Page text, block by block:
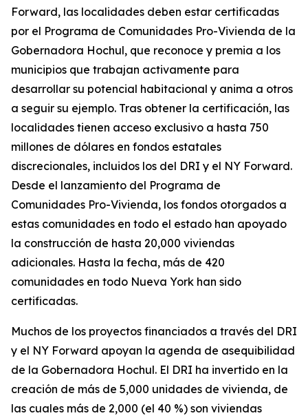
Forward, las localidades deben estar certificadas
por el Programa de Comunidades Pro-Vivienda de la
Gobernadora Hochul, que reconoce y premia a los
municipios que trabajan activamente para
desarrollar su potencial habitacional y anima a otros
a seguir su ejemplo. Tras obtener la certificación, las
localidades tienen acceso exclusivo a hasta 750
millones de dólares en fondos estatales
discrecionales, incluidos los del DRI y el NY Forward.
Desde el lanzamiento del Programa de
Comunidades Pro-Vivienda, los fondos otorgados a
estas comunidades en todo el estado han apoyado
la construcción de hasta 20,000 viviendas
adicionales. Hasta la fecha, más de 420
comunidades en todo Nueva York han sido
certificadas.
Muchos de los proyectos financiados a través del DRI
y el NY Forward apoyan la agenda de asequibilidad
de la Gobernadora Hochul. El DRI ha invertido en la
creación de más de 5,000 unidades de vivienda, de
las cuales más de 2,000 (el 40 %) son viviendas